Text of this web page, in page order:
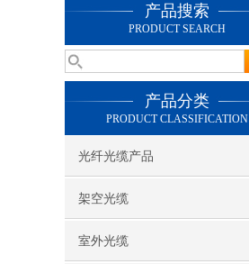
产品搜索
PRODUCT SEARCH
产品分类
PRODUCT CLASSIFICATION
光纤光缆产品
架空光缆
室外光缆